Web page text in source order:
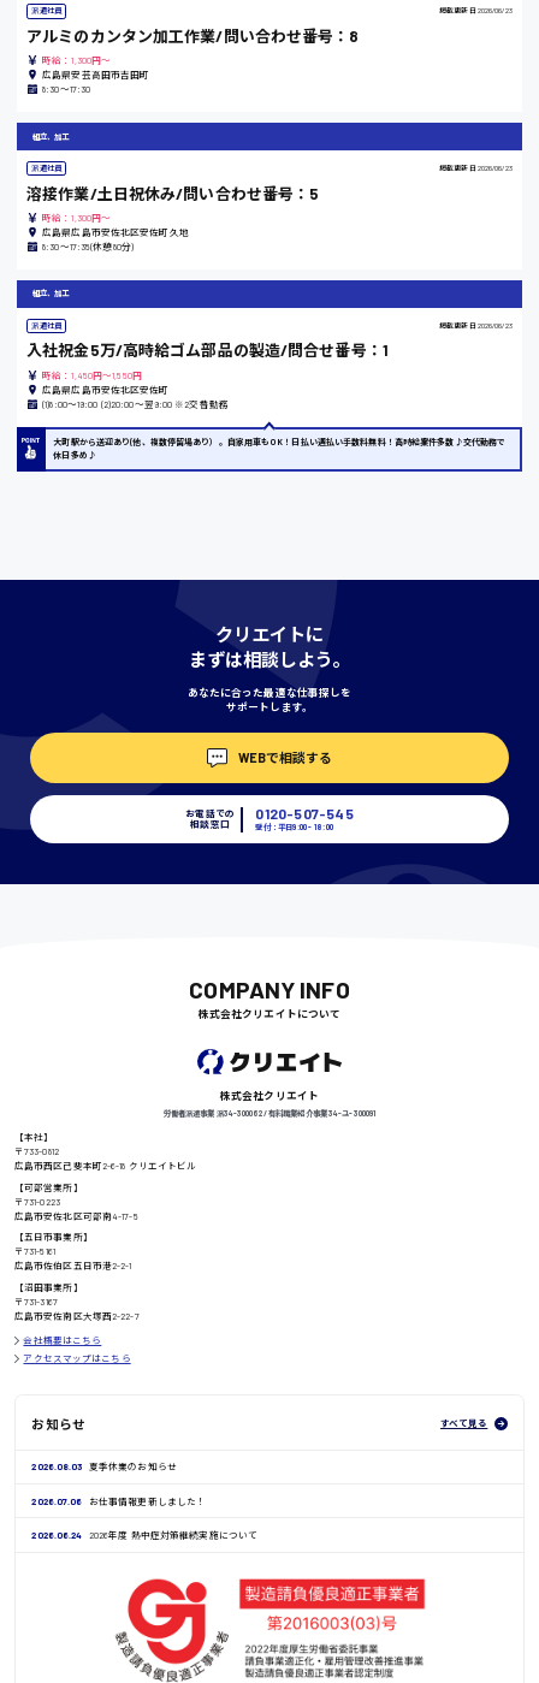
東京都
島根県
愛知県
埼玉県
千葉県
高知県
鳥取県
時給1200円〜
時給1100円〜
日給8000円〜
派遣社員 掲載更新日 2026/06/23
アルミのカンタン加工作業/問い合わせ番号：8
時給：1,300円～
広島県安芸高田市吉田町
8:30〜17:30
組立、加工
派遣社員 掲載更新日 2026/06/23
溶接作業/土日祝休み/問い合わせ番号：5
時給：1,300円～
広島県広島市安佐北区安佐町久地
8:30〜17:35(休憩80分)
組立、加工
派遣社員 掲載更新日 2026/06/23
入社祝金5万/高時給ゴム部品の製造/問合せ番号：1
時給：1,450円～1,550円
広島県広島市安佐北区安佐町
(1)8:00〜19:00 (2)20:00〜翌9:00 ※2交替勤務
大町駅から送迎あり(他、複数停留場あり）。自家用車もOK！日払い週払い手数料無料！高時給案件多数♪交代勤務で
休日多め♪
クリエイトに
まずは相談しよう。
あなたに合った最適な仕事探しを
サポートします。
WEBで相談する
お電話での
相談窓口
0120-507-545
受付：平日9:00 - 18:00
COMPANY INFO
株式会社クリエイトについて
株式会社クリエイト
労働者派遣事業 派34-300062 / 有料職業紹介事業 34-ユ-300091
【本社】
〒733-0812
広島市西区己斐本町2-6-18 クリエイトビル
【可部営業所】
〒731-0223
広島市安佐北区可部南4-17-5
【五日市事業所】
〒731-5161
広島市佐伯区五日市港2-2-1
【沼田事業所】
〒731-3167
広島市安佐南区大塚西2-22-7
会社概要はこちら
アクセスマップはこちら
お知らせ すべて見る
2026.08.03 夏季休業のお知らせ
2026.07.06 お仕事情報更新しました！
2026.06.24 2026年度 熱中症対策継続実施について